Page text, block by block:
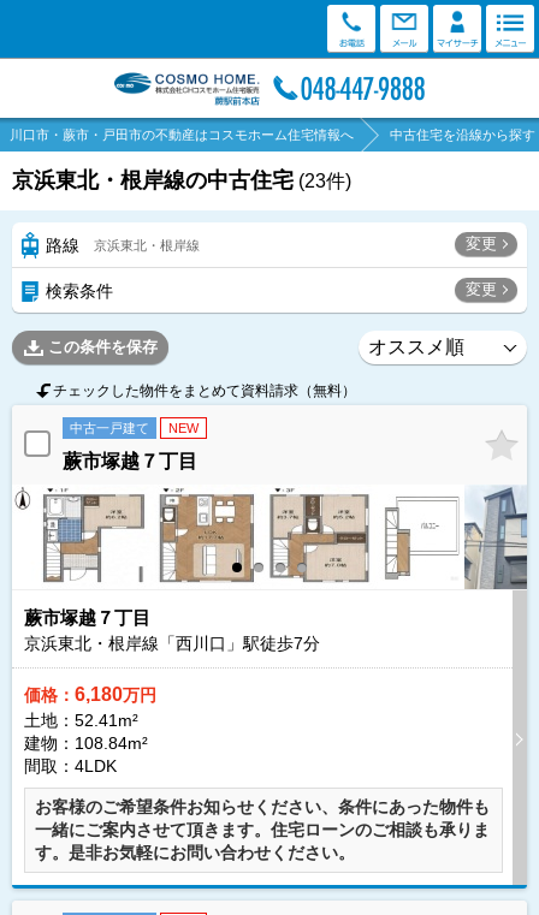
川口市・蕨市・戸田市の不動産はコスモホーム住宅情報へ 中古住宅を沿線から探す
京浜東北・根岸線の中古住宅 (23件)
路線 京浜東北・根岸線 変更
検索条件 変更
この条件を保存
チェックした物件をまとめて資料請求（無料）
中古一戸建て NEW
蕨市塚越７丁目
蕨市塚越７丁目
京浜東北・根岸線「西川口」駅徒歩7分
価格： 6,180万円
土地：52.41m²
建物：108.84m²
間取：4LDK
お客様のご希望条件お知らせください、条件にあった物件も
一緒にご案内させて頂きます。住宅ローンのご相談も承りま
す。是非お気軽にお問い合わせください。